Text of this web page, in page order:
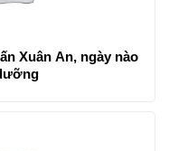
Xuân An, ngày nào